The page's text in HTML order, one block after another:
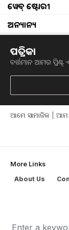
ୱେବ୍ ଷ୍ଟୋରୀ
ଅନ୍ୟାନ୍ୟ
ପତ୍ରିକା
ବର୍ତ୍ତମାନ ଆମର
ଆମେ ସାମାଜିକ |
More Links
About Us